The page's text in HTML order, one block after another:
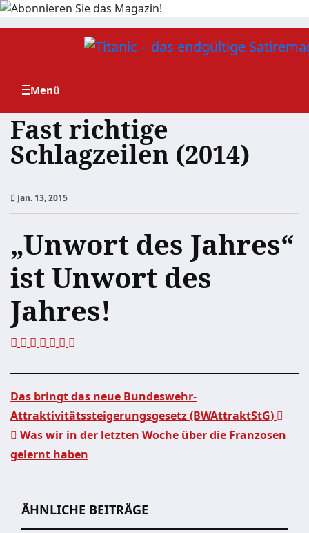
Zum
Fast richtige
Schlagzeilen (2014)
Jan. 13, 2015
„Unwort des Jahres“
ist Unwort des
Jahres!
Beitragsnavigation
Das bringt das neue Bundeswehr-
Attraktivitätssteigerungsgesetz (BWAttraktStG)
Was wir in der letzten Woche über die Franzosen
gelernt haben
ÄHNLICHE BEITRÄGE